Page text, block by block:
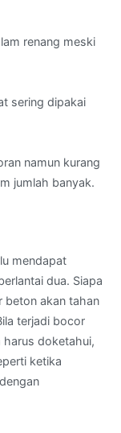
renang meski
sering dipakai
namun kurang
jumlah banyak.
mendapat
dua. Siapa
beton akan tahan
terjadi bocor
doketahui,
ketika